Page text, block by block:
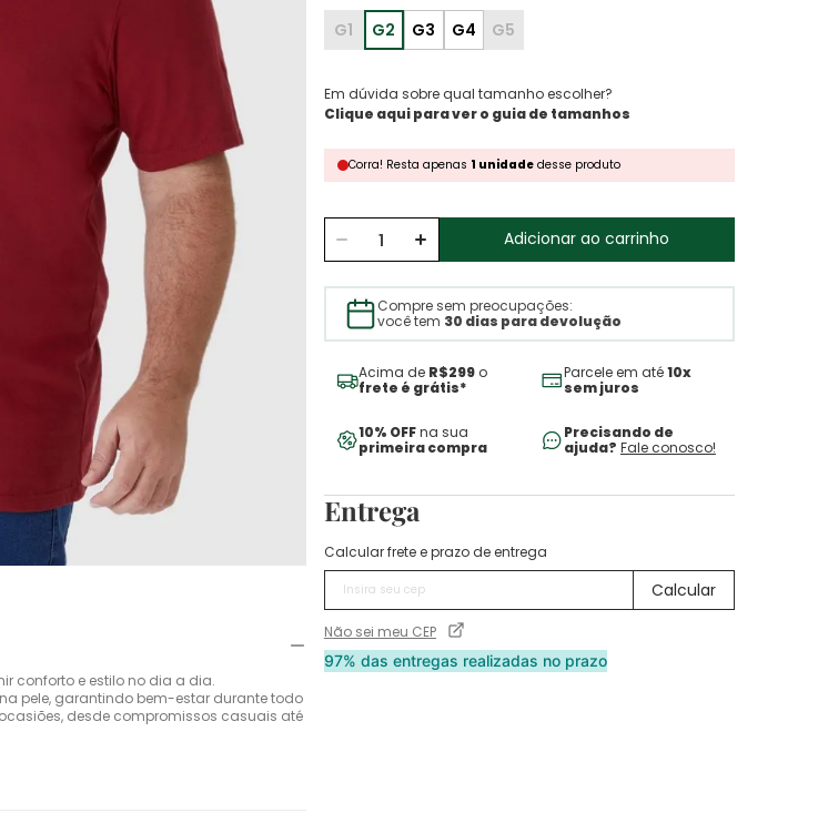
conforto e estilo no dia a dia.
pele, garantindo bem-estar durante todo
desde compromissos casuais até
G1 G2 G3 G4 G5
Em dúvida sobre qual tamanho escolher?
Clique aqui para ver o guia de tamanhos
Corra! Resta apenas 1 unidadedesse produto
Adicionar ao carrinho
Compre sem preocupações:
você tem 30 dias para devolução
Acima de R$299o
frete é grátis*
Parcele em até10x
sem juros
10% OFFna sua
primeira compra
Precisando de
ajuda? Fale conosco!
Entrega
Calcular frete e prazo de entrega
Não sei meu CEP
97% das entregas realizadas no prazo